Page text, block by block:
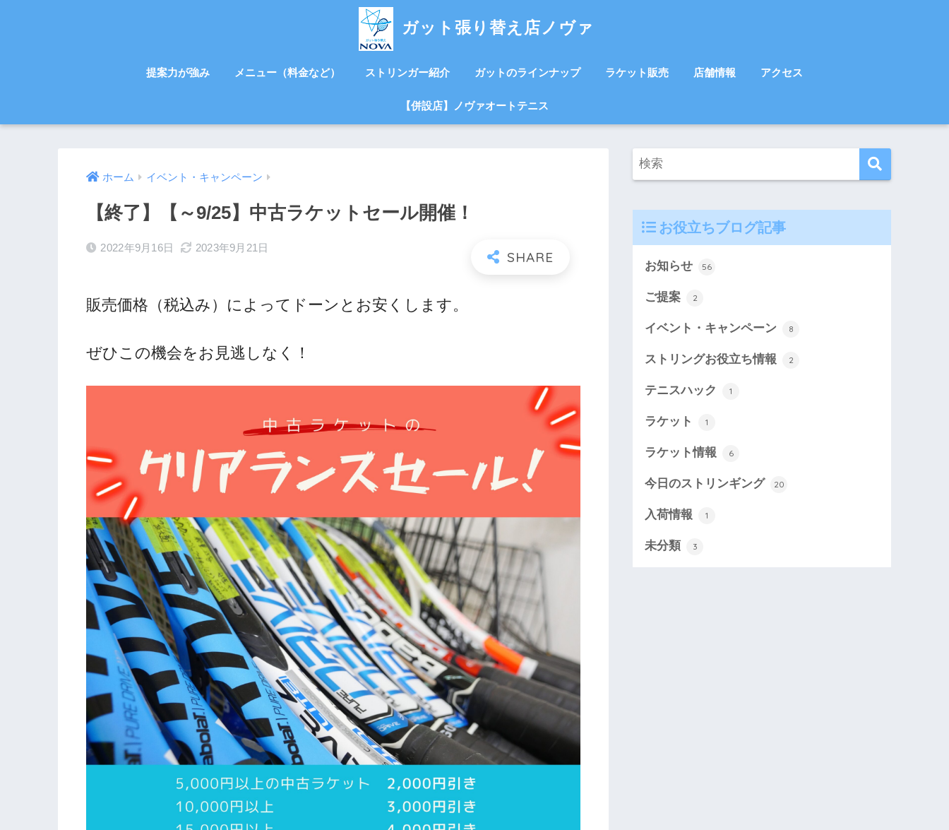
ガット張り替え店ノヴァ
提案力が強み メニュー（料金など） ストリンガー紹介 ガットのラインナップ ラケット販売 店舗情報 アクセス
【併設店】ノヴァオートテニス
ホーム イベント・キャンペーン
【終了】【～9/25】中古ラケットセール開催！
2022年9月16日 2023年9月21日
販売価格（税込み）によってドーンとお安くします。
ぜひこの機会をお見逃しなく！
お役立ちブログ記事
お知らせ 56
ご提案 2
イベント・キャンペーン 8
ストリングお役立ち情報 2
テニスハック 1
ラケット 1
ラケット情報 6
今日のストリンギング 20
入荷情報 1
未分類 3